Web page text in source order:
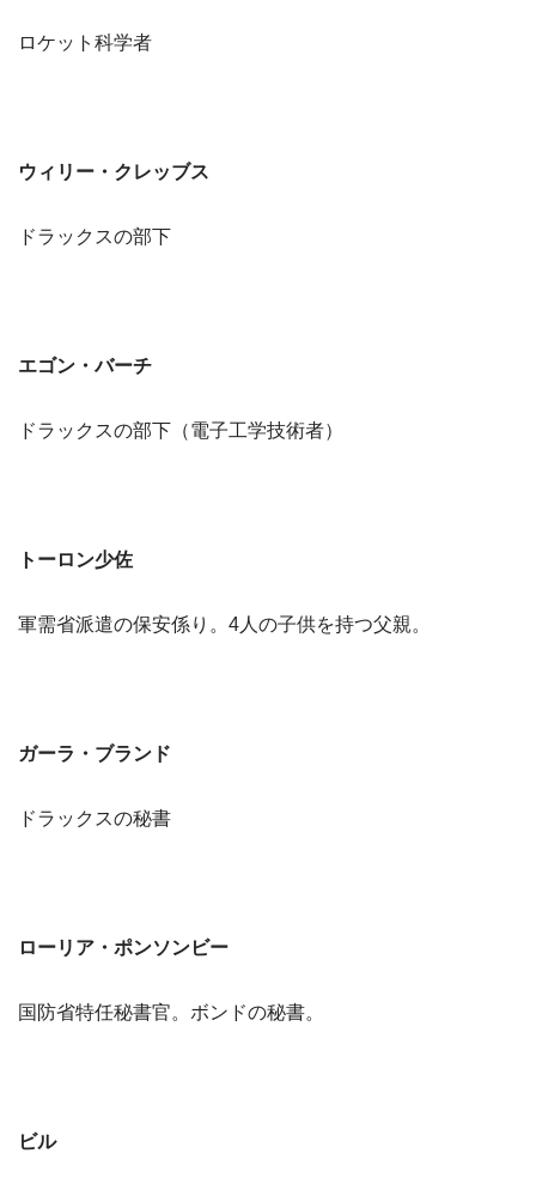
ロケット科学者
ウィリー・クレッブス
ドラックスの部下
エゴン・バーチ
ドラックスの部下（電子工学技術者）
トーロン少佐
軍需省派遣の保安係り。4人の子供を持つ父親。
ガーラ・ブランド
ドラックスの秘書
ローリア・ポンソンビー
国防省特任秘書官。ボンドの秘書。
ビル